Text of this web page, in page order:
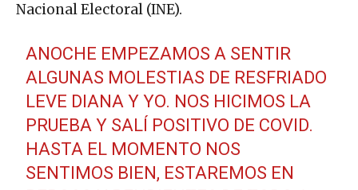
Nacional Electoral (INE).
ANOCHE EMPEZAMOS A SENTIR
ALGUNAS MOLESTIAS DE RESFRIADO
LEVE DIANA Y YO. NOS HICIMOS LA
PRUEBA Y SALÍ POSITIVO DE COVID.
HASTA EL MOMENTO NOS
SENTIMOS BIEN, ESTAREMOS EN